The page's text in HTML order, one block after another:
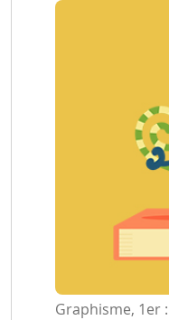
Graphisme, 1er